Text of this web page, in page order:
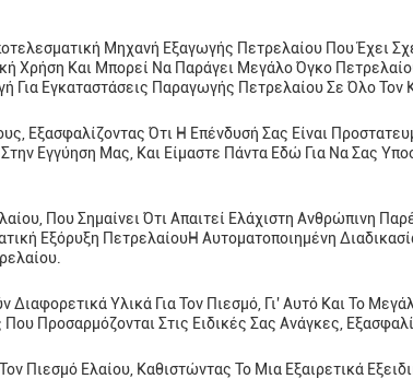
Μηχανή Εξαγωγής Πετρελαίου Που Έχει
Χρήση Και Μπορεί Να Παράγει Μεγάλο Όγκο
Για Εγκαταστάσεις Παραγωγής Πετρελαίου Σε Όλο Τον
Εξασφαλίζοντας Ότι Η Επένδυσή Σας Είναι
Εγγύηση Μας, Και Είμαστε Πάντα Εδώ Για Να Σας
Που Σημαίνει Ότι Απαιτεί Ελάχιστη Ανθρώπινη
Εξόρυξη ΠετρελαίουΗ Αυτοματοποιημένη
Υλικά Για Τον Πιεσμό, Γι' Αυτό Και Το
Προσαρμόζονται Στις Ειδικές Σας Ανάγκες,
Πιεσμό Ελαίου, Καθιστώντας Το Μια Εξαιρετικά